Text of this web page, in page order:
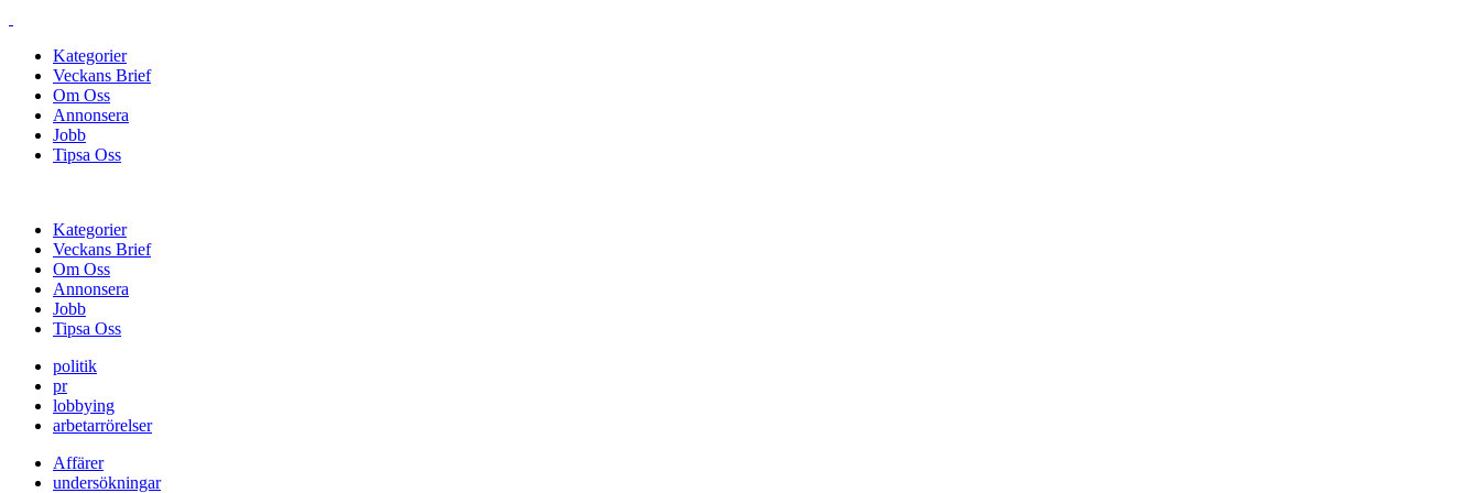
Kategorier
Veckans Brief
Om Oss
Annonsera
Jobb
Tipsa Oss
Kategorier
Veckans Brief
Om Oss
Annonsera
Jobb
Tipsa Oss
politik
pr
lobbying
arbetarrörelser
Affärer
undersökningar